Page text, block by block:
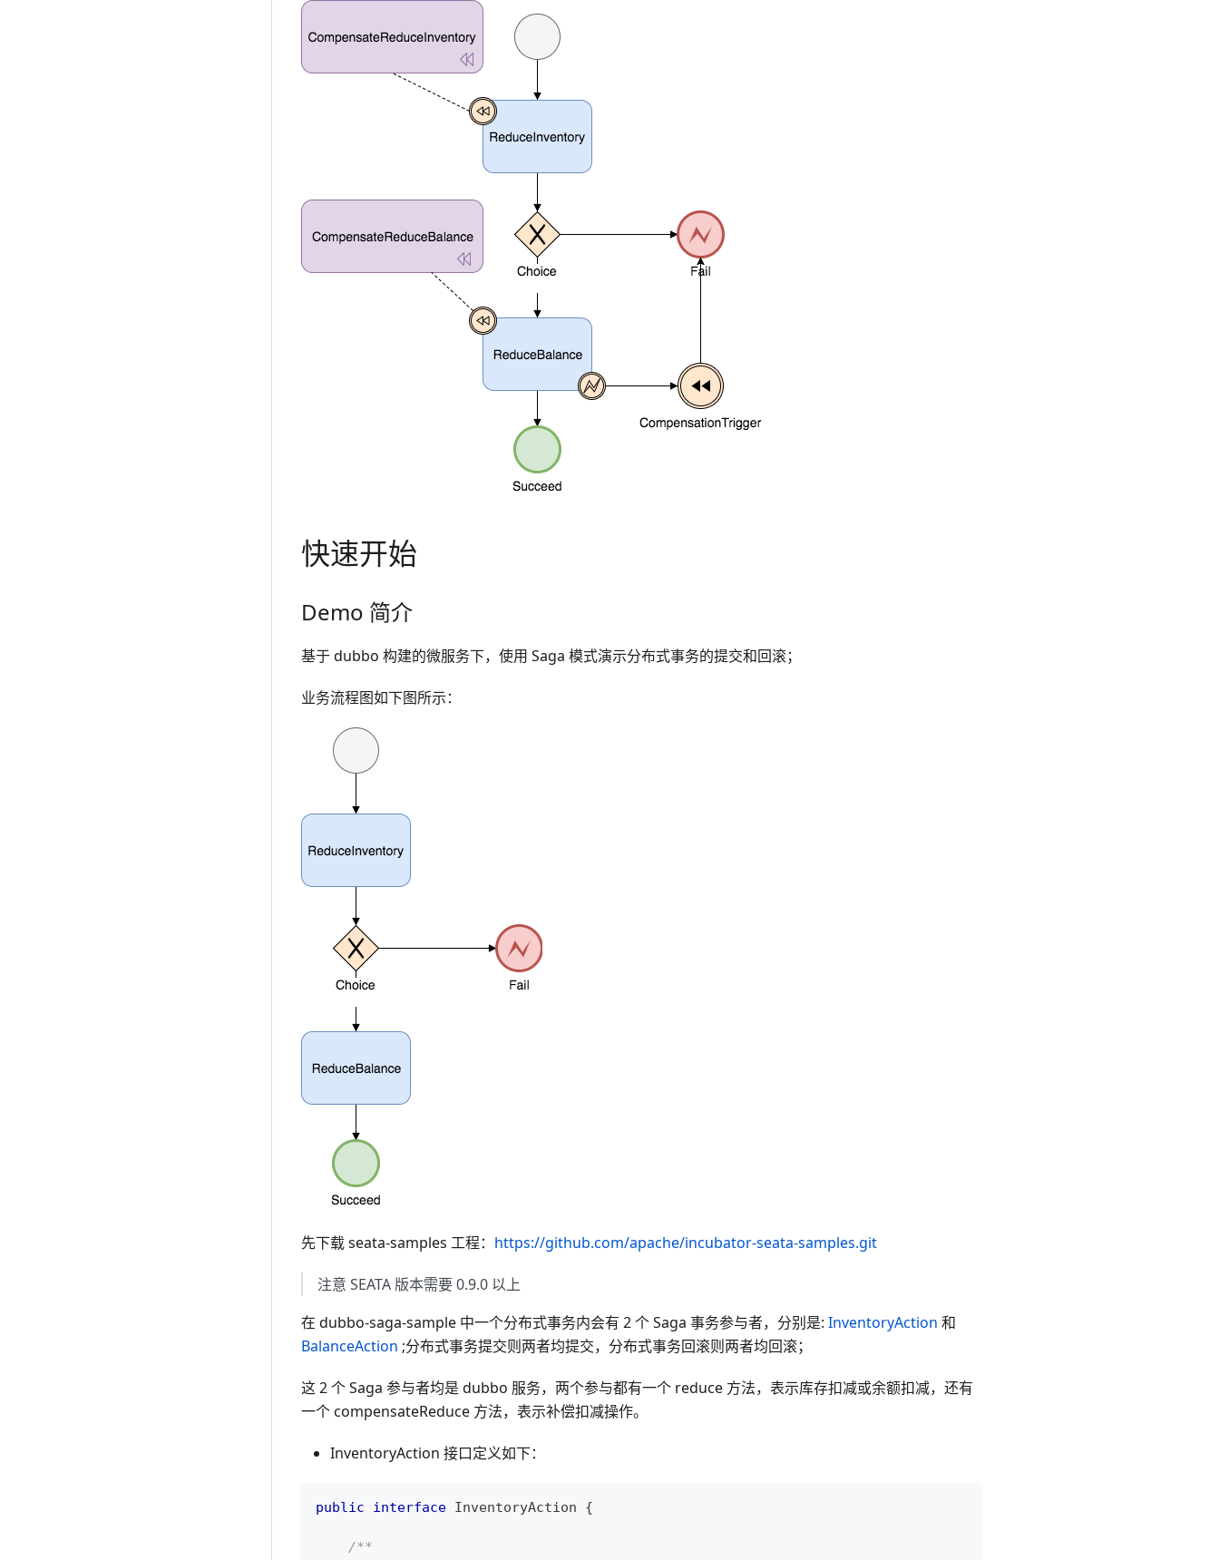
快速开始
Demo 简介
基于 dubbo 构建的微服务下，使用 Saga 模式演示分布式事务的提交和回滚；
业务流程图如下图所示：
先下载 seata-samples 工程： https://github.com/apache/incubator-seata-samples.git
注意 SEATA 版本需要 0.9.0 以上
在 dubbo-saga-sample 中一个分布式事务内会有 2 个 Saga 事务参与者，分别是: InventoryAction 和
BalanceAction ;分布式事务提交则两者均提交，分布式事务回滚则两者均回滚；
这 2 个 Saga 参与者均是 dubbo 服务，两个参与都有一个 reduce 方法，表示库存扣减或余额扣减，还有
一个 compensateReduce 方法，表示补偿扣减操作。
InventoryAction 接口定义如下：
public interface InventoryAction {
/**